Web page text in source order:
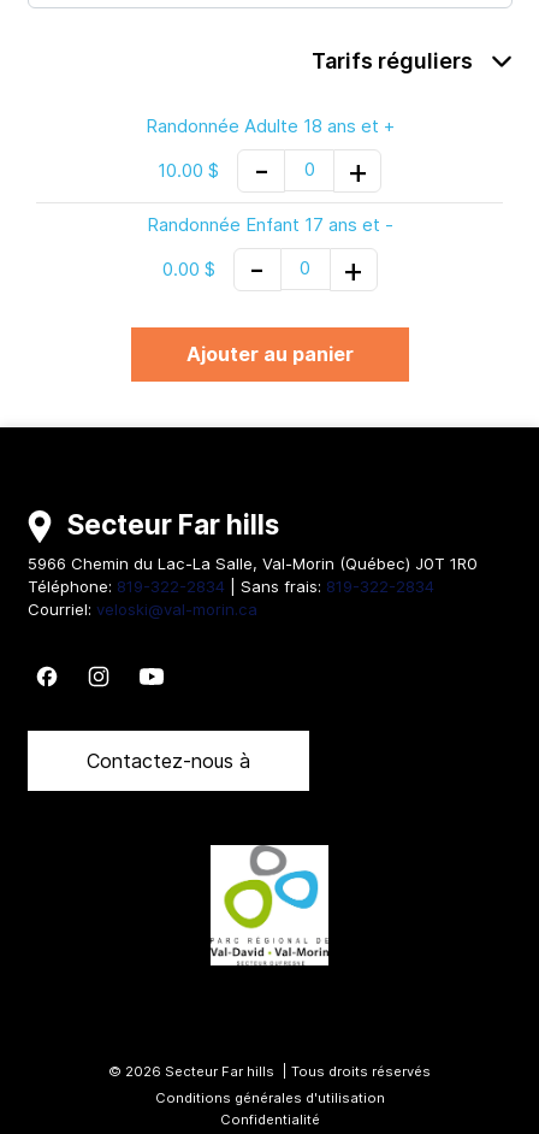
Tarifs réguliers
Randonnée Adulte 18 ans et +
10.00 $
- 0 +
Randonnée Enfant 17 ans et -
0.00 $
- 0 +
Ajouter au panier
Secteur Far hills
5966 Chemin du Lac-La Salle, Val-Morin (Québec) J0T 1R0
Téléphone: 819-322-2834 | Sans frais: 819-322-2834
Courriel: veloski@val-morin.ca
Suivez nous sur Facebook
Suivez nous sur Instagram
Suivez nous sur Youtube
Contactez-nous à
© 2026 Secteur Far hills
Tous droits réservés
Conditions générales d'utilisation
Confidentialité